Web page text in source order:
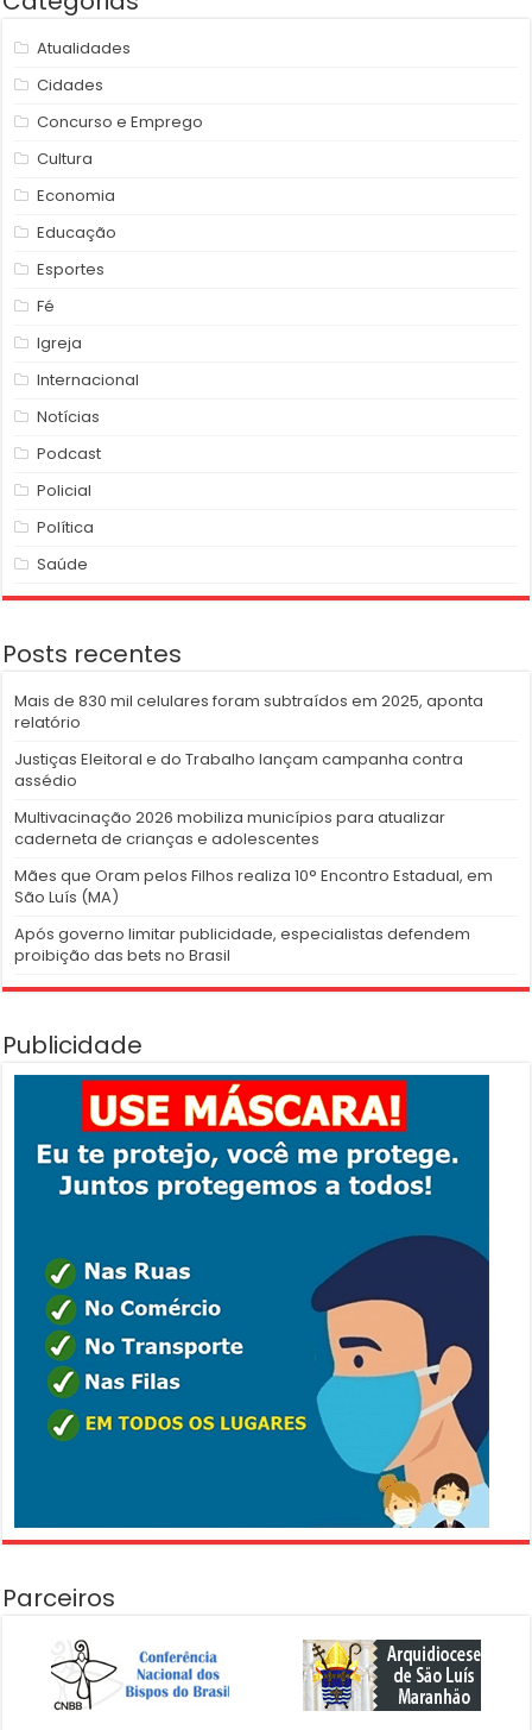
Atualidades
Cidades
Concurso e Emprego
Cultura
Economia
Educação
Esportes
Fé
Igreja
Internacional
Notícias
Podcast
Policial
Política
Saúde
Posts recentes
Mais de 830 mil celulares foram subtraídos em 2025, aponta
relatório
Justiças Eleitoral e do Trabalho lançam campanha contra
assédio
Multivacinação 2026 mobiliza municípios para atualizar
caderneta de crianças e adolescentes
Mães que Oram pelos Filhos realiza 10° Encontro Estadual, em
São Luís (MA)
Após governo limitar publicidade, especialistas defendem
proibição das bets no Brasil
Publicidade
Parceiros